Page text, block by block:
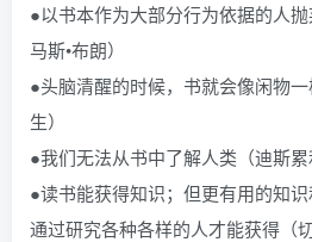
●以书本作为大部分行为依据的人
马斯•布朗）
●头脑清醒的时候，书就会像闲物
生）
●我们无法从书中了解人类（迪斯累
●读书能获得知识；但更有用的知
通过研究各种各样的人才能获得（